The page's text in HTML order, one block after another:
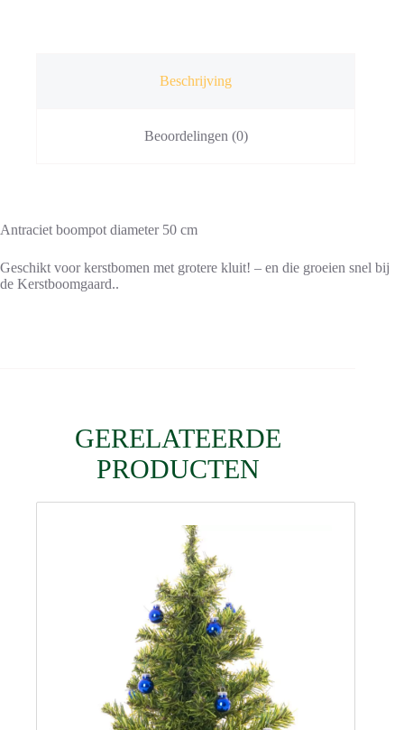
Beschrijving
Beoordelingen (0)
Antraciet boompot diameter 50 cm
Geschikt voor kerstbomen met grotere kluit! – en die groeien snel bij
de Kerstboomgaard..
GERELATEERDE
PRODUCTEN